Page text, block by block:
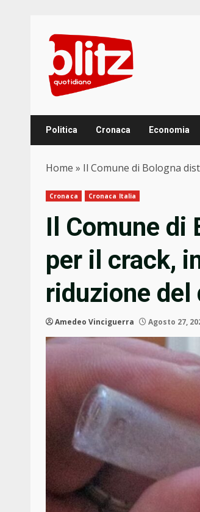
content
Politica Cronaca Economia
Home » Il Comune di Bologna
Cronaca Cronaca Italia
Il Comune di
per il crack,
riduzione del
Amedeo Vinciguerra Agosto 27,